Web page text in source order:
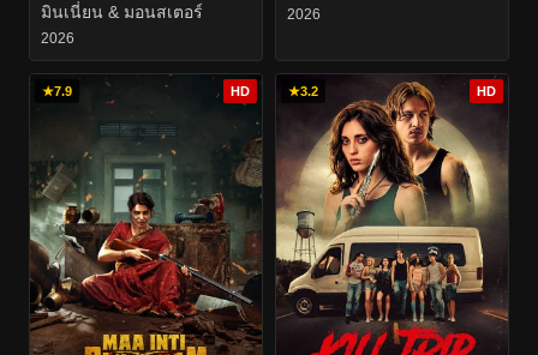
มินเนี่ยน & มอนสเตอร์
2026
2026
★7.9 HD ★3.2 HD